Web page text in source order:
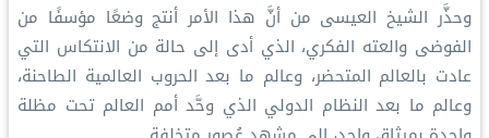
وحذَّر الشيخ العيسى من أنَّ هذا الأمر أنتج وضعًا مؤسفًا من
الفوضى والعته الفكري، الذي أدى إلى حالة من الانتكاس التي
عادت بالعالم المتحضر، وعالم ما بعد الحروب العالمية الطاحنة،
وعالم ما بعد النظام الدولي الذي وحَّد أمم العالم تحت مظلة